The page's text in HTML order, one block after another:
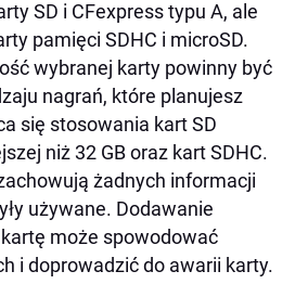
SD i CFexpress typu A, ale
pamięci SDHC i microSD.
wybranej karty powinny być
nagrań, które planujesz
się stosowania kart SD
niż 32 GB oraz kart SDHC.
żadnych informacji
używane. Dodawanie
może spowodować
i doprowadzić do awarii karty.